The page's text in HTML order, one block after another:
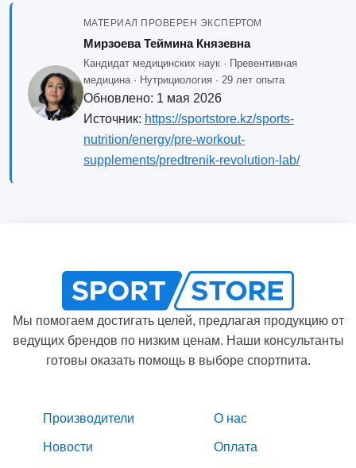
МАТЕРИАЛ ПРОВЕРЕН ЭКСПЕРТОМ
Мирзоева Теймина Князевна
Кандидат медицинских наук · Превентивная
медицина · Нутрициология · 29 лет опыта
Обновлено: 1 мая 2026
Источник: https://sportstore.kz/sports-
nutrition/energy/pre-workout-
supplements/predtrenik-revolution-lab/
Мы помогаем достигать целей, предлагая продукцию от
ведущих брендов по низким ценам. Наши консультанты
готовы оказать помощь в выборе спортпита.
Производители
Новости
О нас
Оплата